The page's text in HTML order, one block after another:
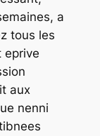
a
tous les
eprive
aux
nenni